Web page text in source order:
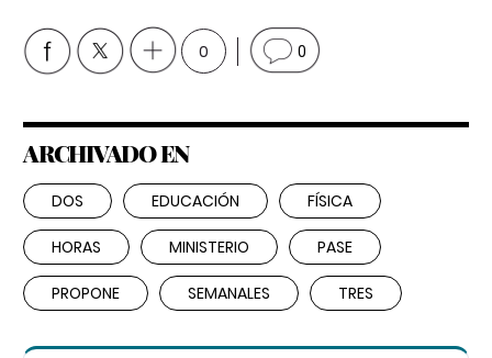
0 0
ARCHIVADO EN
DOS EDUCACIÓN FÍSICA
HORAS MINISTERIO PASE
PROPONE SEMANALES TRES